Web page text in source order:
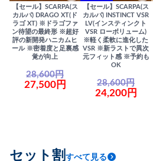
【セール】SCARPA(ス
カルパ) DRAGO XT(ド
ラゴ XT) ※ドラゴファ
ン待望の最終形 ※超好
評の新開発ハニカムヒ
ール ※密着度と足裏感
覚が向上
28,600円
27,500円
【セール】SCARPA(ス
カルパ) INSTINCT VSR
LV(インスティンクト
VSR ローボリューム)
※軽く柔軟に進化した
VSR ※新ラストで異次
元フィット感 ※予約も
OK
28,600円
24,200円
セット割 すべて見る